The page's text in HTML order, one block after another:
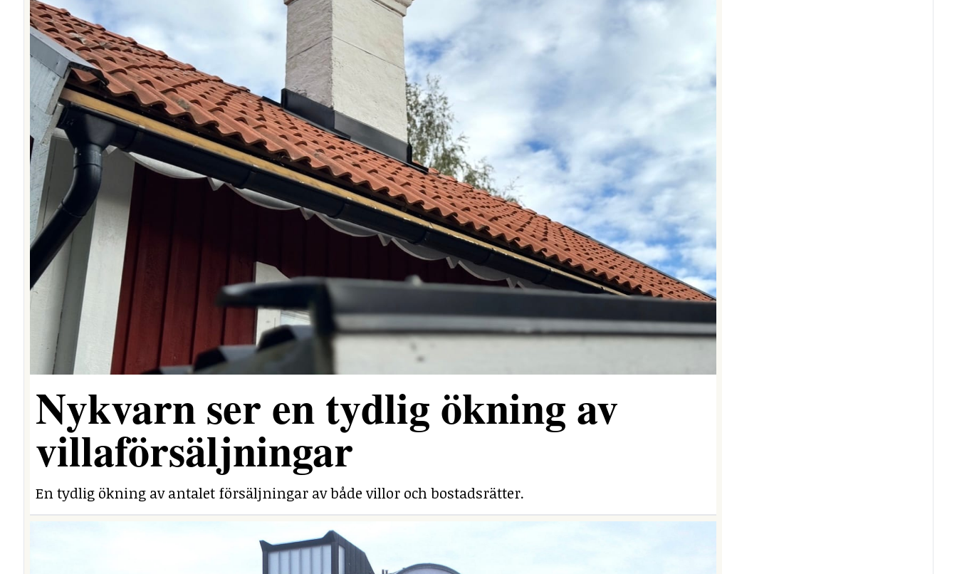
Nykvarn ser en tydlig ökning av
villaförsäljningar
En tydlig ökning av antalet försäljningar av både villor och bostadsrätter.